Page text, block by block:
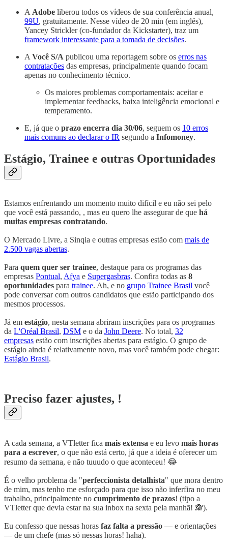
A Adobe liberou todos os vídeos de sua conferência anual,
99U, gratuitamente. Nesse vídeo de 20 min (em inglês),
Yancey Strickler (co-fundador da Kickstarter), traz um
framework interessante para a tomada de decisões.
A Você S/A publicou uma reportagem sobre os erros nas
contratações das empresas, principalmente quando focam
apenas no conhecimento técnico.
Os maiores problemas comportamentais: aceitar e
implementar feedbacks, baixa inteligência emocional e
temperamento.
E, já que o prazo encerra dia 30/06, seguem os 10 erros
mais comuns ao declarar o IR segundo a Infomoney.
Estágio, Trainee e outras Oportunidades
Estamos enfrentando um momento muito difícil e eu não sei pelo
que você está passando, , mas eu quero lhe assegurar de que há
muitas empresas contratando.
O Mercado Livre, a Sinqia e outras empresas estão com mais de
2.500 vagas abertas.
Para quem quer ser trainee, destaque para os programas das
empresas Pontual, Afya e Supergasbras. Confira todas as 8
oportunidades para trainee. Ah, e no grupo Trainee Brasil você
pode conversar com outros candidatos que estão participando dos
mesmos processos.
Já em estágio, nesta semana abriram inscrições para os programas
da L'Oréal Brasil, DSM e o da John Deere. No total, 32
empresas estão com inscrições abertas para estágio. O grupo de
estágio ainda é relativamente novo, mas você também pode chegar:
Estágio Brasil.
Preciso fazer ajustes, !
A cada semana, a VTletter fica mais extensa e eu levo mais horas
para a escrever, o que não está certo, já que a ideia é oferecer um
resumo da semana, e não tuuudo o que aconteceu! 😂
É o velho problema da "perfeccionista detalhista" que mora dentro
de mim, mas tenho me esforçado para que isso não inferfira no meu
trabalho, principalmente no cumprimento de prazos! (tipo a
VTletter que devia estar na sua inbox na sexta pela manhã! 🙈).
Eu confesso que nessas horas faz falta a pressão — e orientações
— de um chefe (mas só nessas horas! haha).